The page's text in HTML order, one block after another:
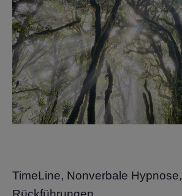
TimeLine, Nonverbale Hypnose,